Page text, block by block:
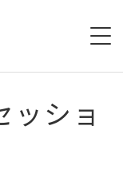
ッショ